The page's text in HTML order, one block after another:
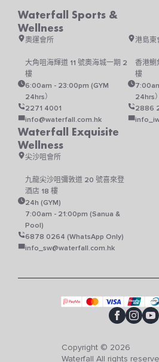
Waterfall Sports &
Wellness
奧運會所
大角咀海輝道 11 號奧海城一期 2
樓
6:00am - 23:00pm (GYM
24hrs）
2271 4001
info@waterfall.com.hk
港島東
香港鰂
樓
24hrs）
2886
Waterfall Exquisite
Wellness
尖沙咀會所
九龍尖沙咀彌敦道 20 號喜來登
酒店 18 樓
24h (GYM)
7:00am - 21:00pm (Sanua &
Pool)
6878 0264 (WhatsApp Only)
info_sw@waterfall.com.hk
Copyright © 2026
Waterfall All rights